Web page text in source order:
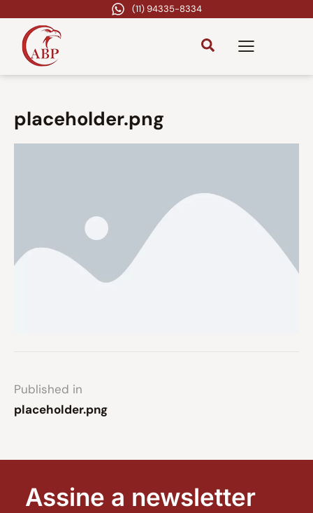
(11) 94335-8334
placeholder.png
Published in
placeholder.png
Assine a newsletter